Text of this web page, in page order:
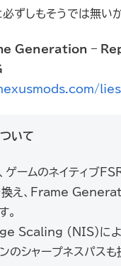
ずしもそうでは無い
Generation –
いて
ゲームのネイティブ
換え、Frame
。
Scaling (NIS)により
のシャープネスパスも